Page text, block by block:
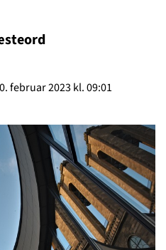
februar 2023 kl. 09:01